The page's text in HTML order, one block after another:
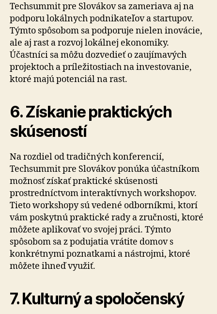
Techsummit pre Slovákov sa zameriava aj na
podporu lokálnych podnikateľov a startupov.
Týmto spôsobom sa podporuje nielen inovácie,
ale aj rast a rozvoj lokálnej ekonomiky.
Účastníci sa môžu dozvedieť o zaujímavých
projektoch a príležitostiach na investovanie,
ktoré majú potenciál na rast.
6. Získanie praktických
skúseností
Na rozdiel od tradičných konferencií,
Techsummit pre Slovákov ponúka účastníkom
možnosť získať praktické skúsenosti
prostredníctvom interaktívnych workshopov.
Tieto workshopy sú vedené odborníkmi, ktorí
vám poskytnú praktické rady a zručnosti, ktoré
môžete aplikovať vo svojej práci. Týmto
spôsobom sa z podujatia vrátite domov s
konkrétnymi poznatkami a nástrojmi, ktoré
môžete ihneď využiť.
7. Kulturný a spoločenský